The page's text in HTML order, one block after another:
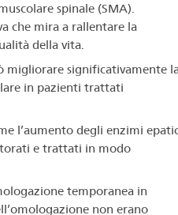
spinale (SMA).
che mira a rallentare la
della vita.
migliorare significativamente
in pazienti trattati
l’aumento degli enzimi
e trattati in modo
temporanea in
non erano